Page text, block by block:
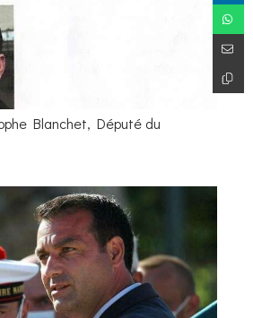
Blanchet, Député du